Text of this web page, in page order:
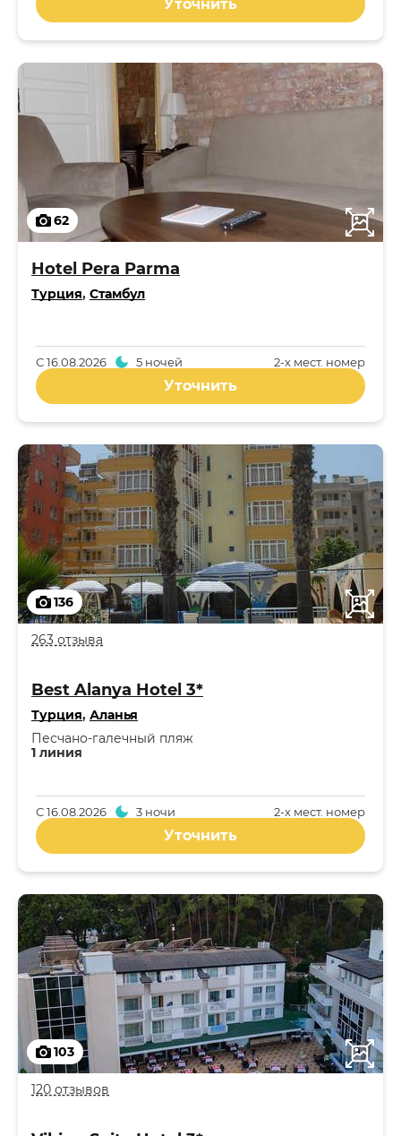
Уточнить
62
Hotel Pera Parma
Турция, Стамбул
2-x мест. номер
С16.08.2026 5 ночей
Уточнить
136
263 отзыва
Best Alanya Hotel 3*
Турция, Аланья
1 линия
Песчано-галечный пляж
2-x мест. номер
С16.08.2026 3 ночи
Уточнить
103
120 отзывов